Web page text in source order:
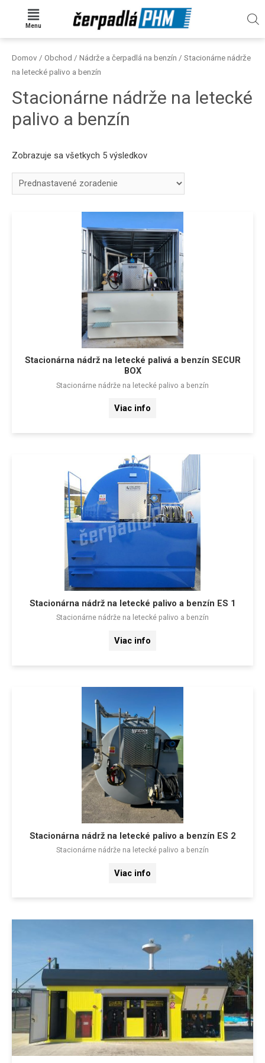
Menu
Domov / Obchod / Nádrže a čerpadlá na benzín / Stacionárne nádrže
na letecké palivo a benzín
Stacionárne nádrže na letecké
palivo a benzín
Zobrazuje sa všetkych 5 výsledkov
Stacionárna nádrž na letecké palivá a benzín SECUR
BOX
Stacionárne nádrže na letecké palivo a benzín
Viac info
Stacionárna nádrž na letecké palivo a benzín ES 1
Stacionárne nádrže na letecké palivo a benzín
Viac info
Stacionárna nádrž na letecké palivo a benzín ES 2
Stacionárne nádrže na letecké palivo a benzín
Viac info